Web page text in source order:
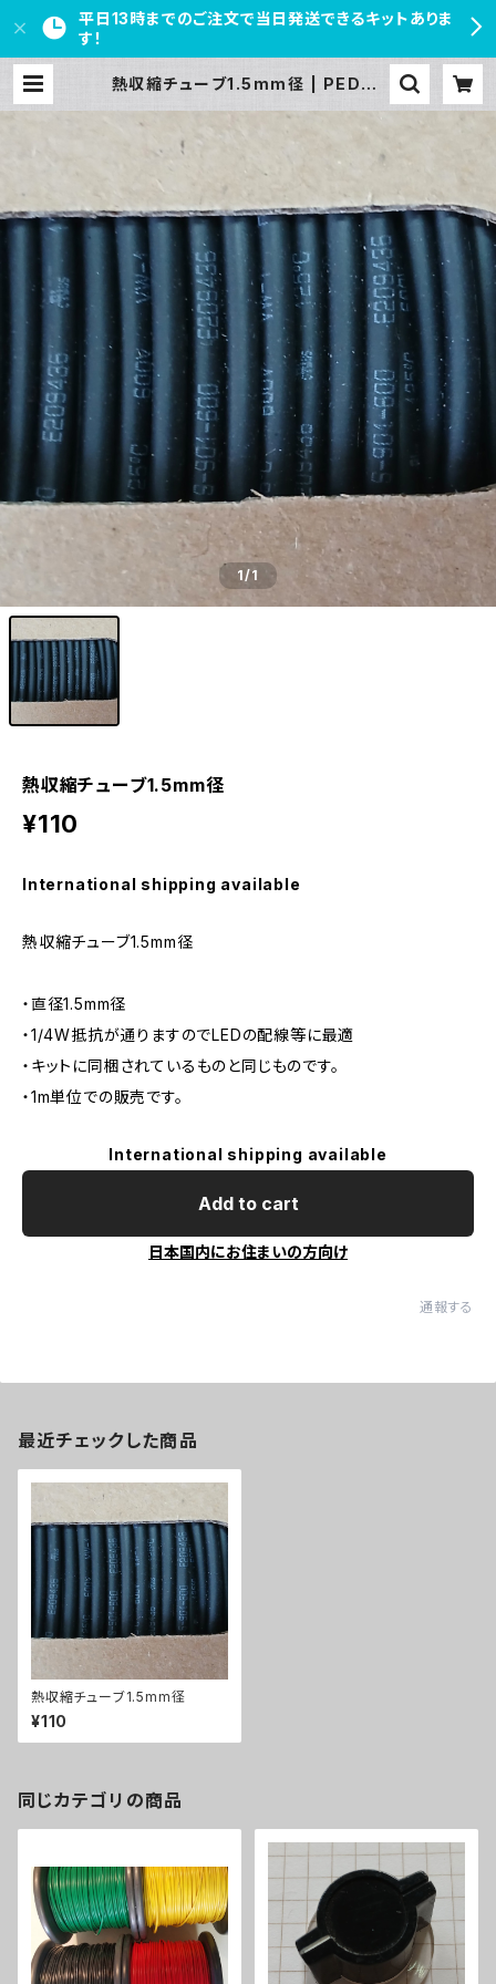
平日13時までのご注文で当日発送できるキットありま
す！
熱収縮チューブ1.5mm径 | PEDAL
1/1
熱収縮チューブ1.5mm径
¥110
International shipping available
熱収縮チューブ1.5mm径
・直径1.5mm径
・1/4W抵抗が通りますのでLEDの配線等に最適
・キットに同梱されているものと同じものです。
・1m単位での販売です。
International shipping available
Add to cart
日本国内にお住まいの方向け
通報する
最近チェックした商品
熱収縮チューブ1.5mm径
¥110
同じカテゴリの商品